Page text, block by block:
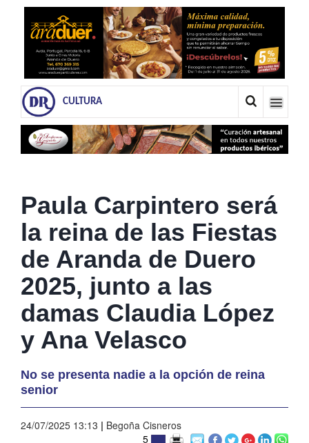
CULTURA
Paula Carpintero será
la reina de las Fiestas
de Aranda de Duero
2025, junto a las
damas Claudia López
y Ana Velasco
No se presenta nadie a la opción de reina
senior
24/07/2025 13:13 | Begoña Cisneros
5